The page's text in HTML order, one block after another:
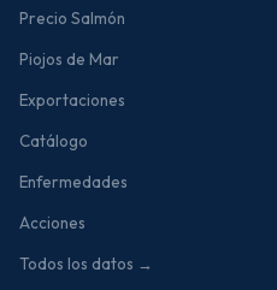
Precio Salmón
Piojos de Mar
Exportaciones
Catálogo
Enfermedades
Acciones
Todos los datos →